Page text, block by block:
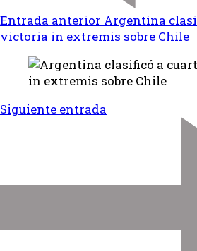
Entrada anterior Argentina
victoria in extremis sobre Chile
Siguiente entrada